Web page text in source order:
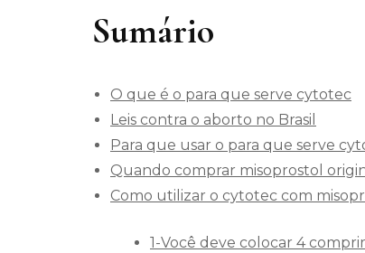
Sumário
O que é o para que serve cytotec
Leis contra o aborto no Brasil
Para que usar o para que serve
Quando comprar misoprostol
Como utilizar o cytotec com
1-Você deve colocar 4